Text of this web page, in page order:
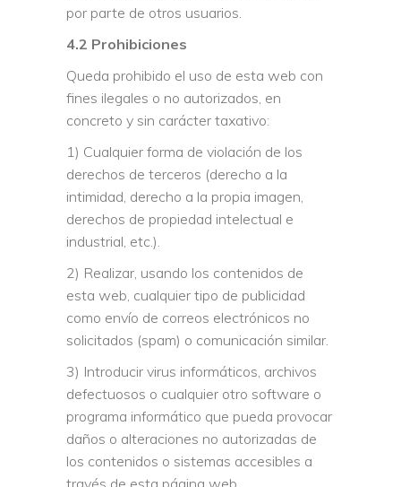
por parte de otros usuarios.
4.2 Prohibiciones
Queda prohibido el uso de esta web con
fines ilegales o no autorizados, en
concreto y sin carácter taxativo:
1) Cualquier forma de violación de los
derechos de terceros (derecho a la
intimidad, derecho a la propia imagen,
derechos de propiedad intelectual e
industrial, etc.).
2) Realizar, usando los contenidos de
esta web, cualquier tipo de publicidad
como envío de correos electrónicos no
solicitados (spam) o comunicación similar.
3) Introducir virus informáticos, archivos
defectuosos o cualquier otro software o
programa informático que pueda provocar
daños o alteraciones no autorizadas de
los contenidos o sistemas accesibles a
través de esta página web.